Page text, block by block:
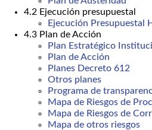
4.2 Ejecución presupuestal
Ejecución Presupuestal
4.3 Plan de Acción
Plan Estratégico
Plan de Acción
Planes Decreto 612
Otros planes
Programa de
Mapa de Riesgos de
Mapa de Riesgos de
Mapa de otros riesgos